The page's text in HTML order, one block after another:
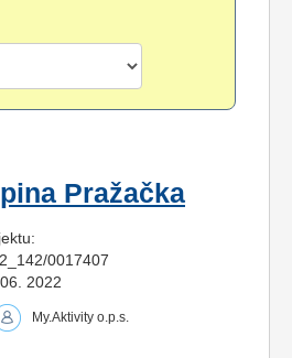
Pražačka
0017407
2022
My.Aktivity o.p.s.